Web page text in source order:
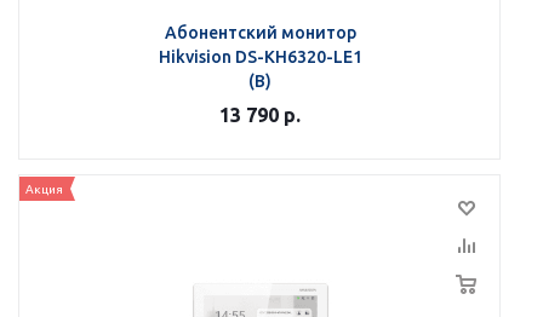
Абонентский монитор
Hikvision DS-KH6320-LE1
(B)
13 790 р.
Акция